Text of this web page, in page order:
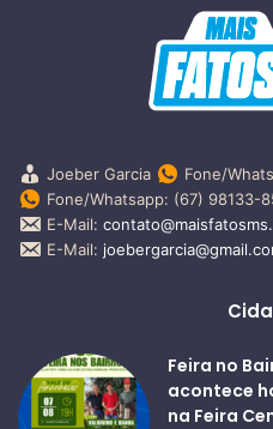
Joeber Garcia
Fone/
Fone/Whatsapp: (67) 98133-
E-Mail:
E-Mail:
Feira no
acontece
na Feira